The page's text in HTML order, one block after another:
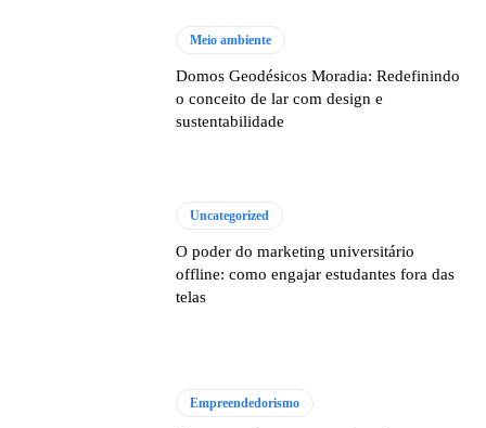
Meio ambiente
Domos Geodésicos Moradia: Redefinindo
o conceito de lar com design e
sustentabilidade
Uncategorized
O poder do marketing universitário
offline: como engajar estudantes fora das
telas
Empreendedorismo